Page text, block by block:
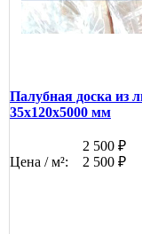
Палубная доска из
35x120x5000 мм
2 500 ₽
Цена / м²:
2 500 ₽